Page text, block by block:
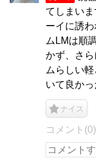
てしまい
ーイに誘
ムLMは順
かず、さ
ムらしい
いて良かっ
ナイス
コメント(0)